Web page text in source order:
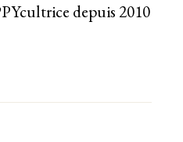
depuis 2010